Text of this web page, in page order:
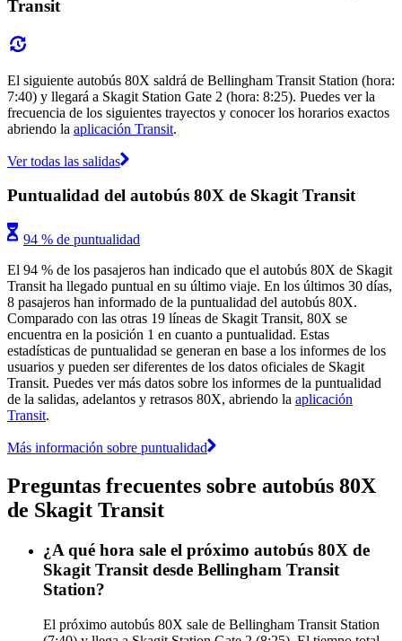
Transit
El siguiente autobús 80X saldrá de Bellingham Transit Station (hora:
7:40) y llegará a Skagit Station Gate 2 (hora: 8:25). Puedes ver la
frecuencia de los siguientes trayectos y conocer los horarios exactos
abriendo la aplicación Transit.
Ver todas las salidas
Puntualidad del autobús 80X de Skagit Transit
94 % de puntualidad
El 94 % de los pasajeros han indicado que el autobús 80X de Skagit
Transit ha llegado puntual en su último viaje. En los últimos 30 días,
8 pasajeros han informado de la puntualidad del autobús 80X.
Comparado con las otras 19 líneas de Skagit Transit, 80X se
encuentra en la posición 1 en cuanto a puntualidad. Estas
estadísticas de puntualidad se generan en base a los informes de los
usuarios y pueden ser diferentes de los datos oficiales de Skagit
Transit. Puedes ver más datos sobre los informes de la puntualidad
de la salidas, adelantos y retrasos 80X, abriendo la aplicación
Transit.
Más información sobre puntualidad
Preguntas frecuentes sobre autobús 80X
de Skagit Transit
¿A qué hora sale el próximo autobús 80X de
Skagit Transit desde Bellingham Transit
Station?
El próximo autobús 80X sale de Bellingham Transit Station